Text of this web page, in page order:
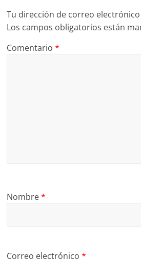
Tu dirección de correo
Los campos obligatorios están
Comentario*
Nombre*
Correo electrónico*